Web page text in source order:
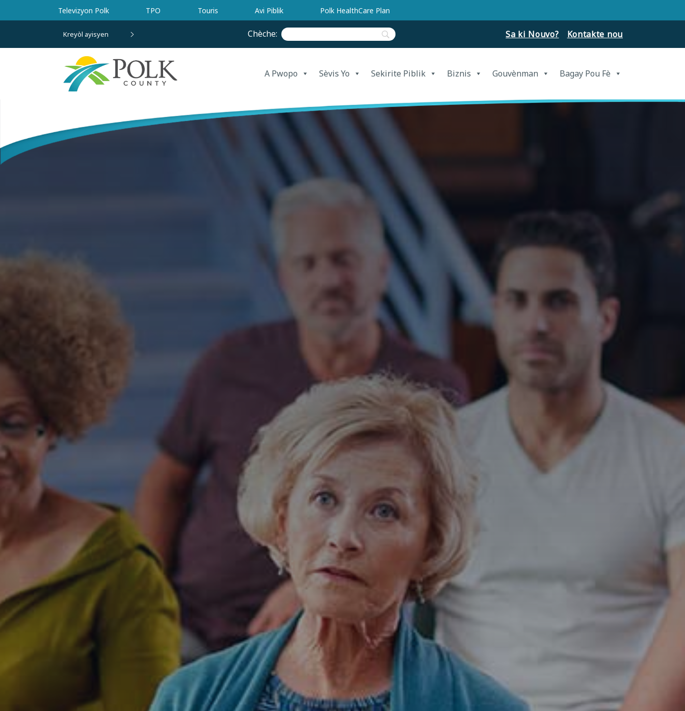
Ale nan kontni prensipal la
Televizyon Polk TPO Touris Avi Piblik Polk HealthCare Plan
Kreyòl ayisyen Chèche: Sa ki Nouvo? Kontakte nou
A Pwopo Sèvis Yo Sekirite Piblik Biznis Gouvènman Bagay Pou Fè